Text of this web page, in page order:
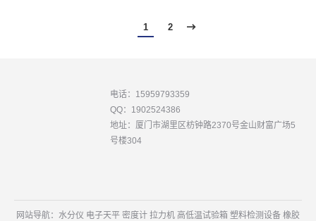
1 2
电话：15959793359
QQ：1902524386
地址：厦门市湖里区枋钟路2370号金山财富广场5
号楼304
网站导航： 水分仪 电子天平 密度计 拉力机 高低温试验箱 塑料检测设备 橡胶